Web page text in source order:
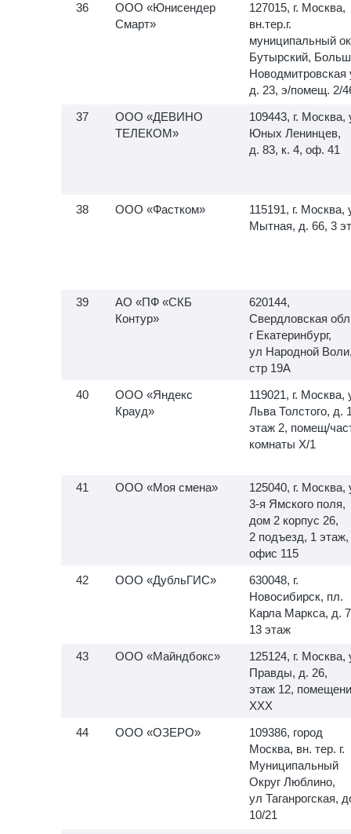
ООО «Юнисендер
Смарт»
127015, г. Москва,
вн.тер.г.
муниципальный
Бутырский,
Новодмитровская
д. 23, э/помещ. 2/
ООО «ДЕВИНО
ТЕЛЕКОМ»
109443, г. Москва,
Юных Ленинцев,
д. 83, к. 4, оф. 41
ООО «Фастком»
115191, г. Москва,
Мытная, д. 66, 3
АО «ПФ «СКБ
Контур»
620144,
Свердловская
г Екатеринбург,
ул Народной
стр 19А
ООО «Яндекс
Крауд»
119021, г. Москва,
Льва Толстого, д.
этаж 2, помещ/
комнаты X/1
ООО «Моя смена»
125040, г. Москва,
3-я Ямского поля,
дом 2 корпус 26,
2 подъезд, 1 этаж,
офис 115
ООО «ДубльГИС»
630048, г.
Новосибирск, пл.
Карла Маркса, д.
13 этаж
ООО «Майндбокс»
125124, г. Москва,
Правды, д. 26,
этаж 12,
XXX
ООО «ОЗЕРО»
109386, город
Москва, вн. тер. г.
Муниципальный
Округ Люблино,
ул Таганрогская,
10/21